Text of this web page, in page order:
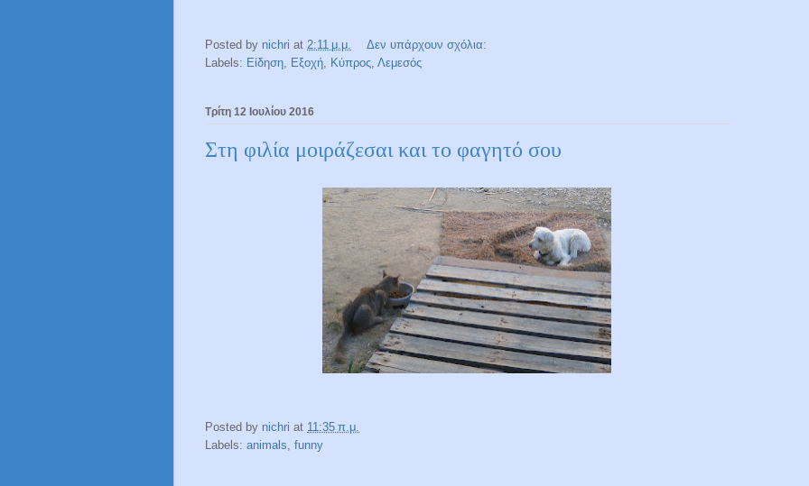
Posted by nichri at 2:11 μ.μ.
Δεν υπάρχουν σχόλια:
Labels: Είδηση, Εξοχή, Κύπρος, Λεμεσός
Τρίτη 12 Ιουλίου 2016
Στη φιλία μοιράζεσαι και το φαγητό σου
Posted by nichri at 11:35 π.μ.
Labels: animals, funny